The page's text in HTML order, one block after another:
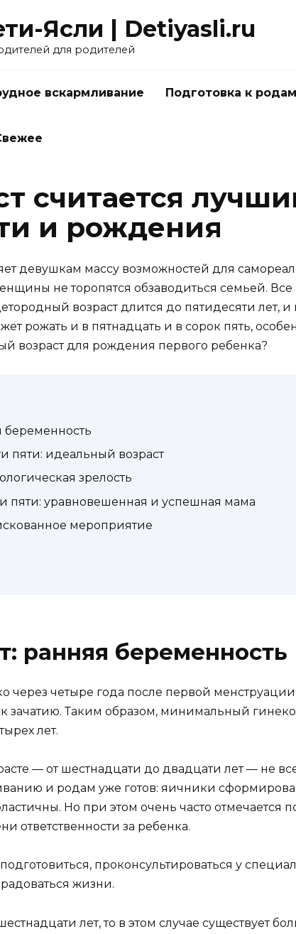
Ясли | Detiyasli.ru
для родителей
вскармливание Подготовка к родам
считается
и рождения
девушкам массу возможностей для
не торопятся обзаводиться семьей.
возраст длится до пятидесяти лет,
рожать и в пятнадцать и в сорок пять,
возраст для рождения первого ребенка?
беременность
пяти: идеальный возраст
зрелость
пяти: уравновешенная и успешная мама
мероприятие
ранняя беременность
через четыре года после первой
к зачатию. Таким образом, минимальный
лет.
— от шестнадцати до двадцати лет — не
и родам уже готов: яичники
Но при этом очень часто отмечается
ответственности за ребенка.
проконсультироваться у
жизни.
лет, то в этом случае существует